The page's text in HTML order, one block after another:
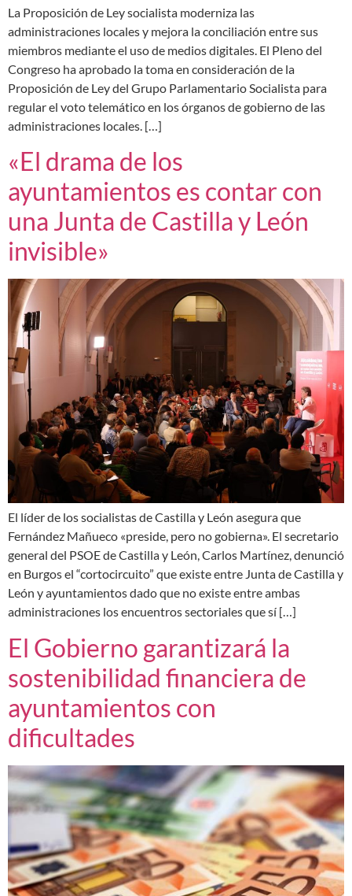
La Proposición de Ley socialista moderniza las
administraciones locales y mejora la conciliación entre sus
miembros mediante el uso de medios digitales. El Pleno del
Congreso ha aprobado la toma en consideración de la
Proposición de Ley del Grupo Parlamentario Socialista para
regular el voto telemático en los órganos de gobierno de las
administraciones locales. […]
«El drama de los
ayuntamientos es contar con
una Junta de Castilla y León
invisible»
El líder de los socialistas de Castilla y León asegura que
Fernández Mañueco «preside, pero no gobierna». El secretario
general del PSOE de Castilla y León, Carlos Martínez, denunció
en Burgos el “cortocircuito” que existe entre Junta de Castilla y
León y ayuntamientos dado que no existe entre ambas
administraciones los encuentros sectoriales que sí […]
El Gobierno garantizará la
sostenibilidad financiera de
ayuntamientos con
dificultades